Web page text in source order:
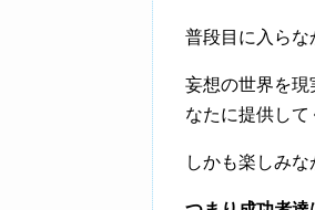
普段目に入らな
妄想の世界を
なたに提供して
しかも楽しみな